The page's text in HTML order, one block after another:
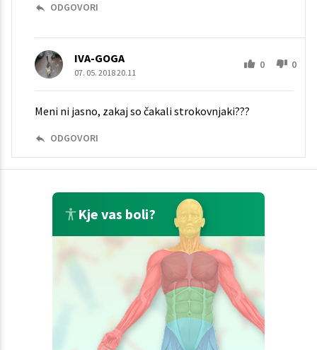
ODGOVORI
IVA-GOGA
07. 05. 2018 20.11
0 0
Meni ni jasno, zakaj so čakali strokovnjaki???
ODGOVORI
Kje vas boli?